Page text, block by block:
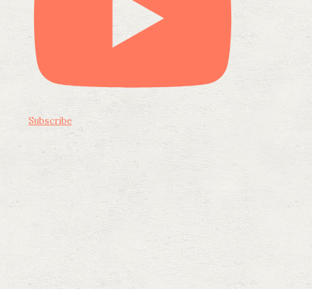
Subscribe